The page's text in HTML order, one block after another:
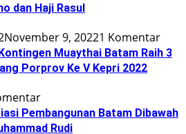
dan Haji Rasul
November 9, 20221 Komentar
Muaythai Batam Raih 3
Porprov Ke V Kepri 2022
Pembangunan Batam Dibawah
Rudi